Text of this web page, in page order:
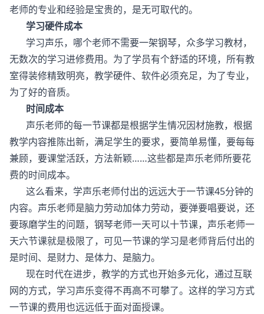
老师的专业和经验是宝贵的，是无可取代的。
学习硬件成本
学习声乐，哪个老师不需要一架钢琴，众多学习教材，
无数次的学习进修费用。为了学员有个舒适的环境，所有教
室得装修精致明亮，教学硬件、软件必须充足，为了专业，
为了好的音质。
时间成本
声乐老师的每一节课都是根据学生情况因材施教，根据
教学内容推陈出新，满足学生的要求，要简单易懂，要每每
兼顾，要课堂活跃，方法新颖……这些都是声乐老师所要花
费的时间成本。
这么看来，学声乐老师付出的远远大于一节课45分钟的
内容。声乐老师是脑力劳动加体力劳动，要弹要唱要说，还
要琢磨学生的问题，钢琴老师一天可以十节课，声乐老师一
天六节课就是极限了，可见一节课的学习是老师背后付出的
是时间、是财力、是体力、是脑力。
现在时代在进步，教学的方式也开始多元化，通过互联
网的方式，学习声乐变得不再高不可攀了。这样的学习方式
一节课的费用也远远低于面对面授课。